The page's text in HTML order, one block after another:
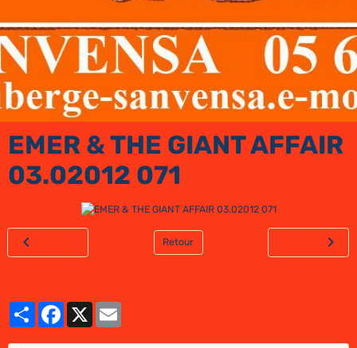
EMER & THE GIANT AFFAIR
03.02012 071
Retour
PartagerFacebook
X